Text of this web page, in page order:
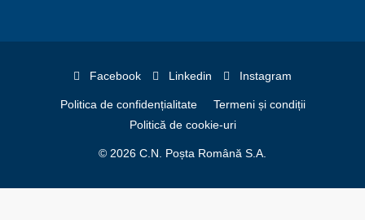
Facebook Linkedin Instagram
Politica de confidențialitate
Termeni și condiții
Politică de cookie-uri
© 2026 C.N. Poșta Română S.A.